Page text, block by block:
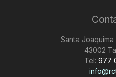
Santa
43002
Tel: 977